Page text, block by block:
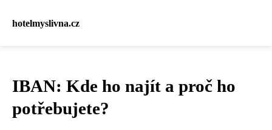
hotelmyslivna.cz
IBAN: Kde ho najít a proč ho
potřebujete?